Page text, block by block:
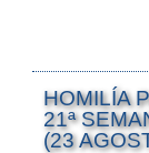
HOMILÍA
21ª
(23